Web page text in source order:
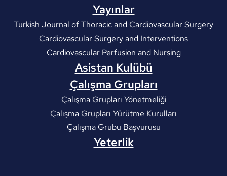
Yayınlar
Turkish Journal of Thoracic and Cardiovascular Surgery
Cardiovascular Surgery and Interventions
Cardiovascular Perfusion and Nursing
Asistan Kulübü
Çalışma Grupları
Çalışma Grupları Yönetmeliği
Çalışma Grupları Yürütme Kurulları
Çalışma Grubu Başvurusu
Yeterlik